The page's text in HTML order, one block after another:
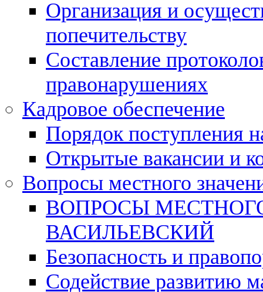
Организация и
попечительству
Составление
правонарушениях
Кадровое обеспечение
Порядок поступления
Открытые вакансии и
Вопросы местного
ВОПРОСЫ
ВАСИЛЬЕВСКИЙ
Безопасность и
Содействие развитию